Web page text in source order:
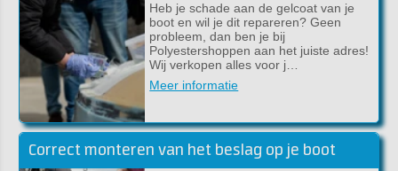
Heb je schade aan de gelcoat van je
boot en wil je dit repareren? Geen
probleem, dan ben je bij
Polyestershoppen aan het juiste adres!
Wij verkopen alles voor j…
Meer informatie
Correct monteren van het beslag op je boot